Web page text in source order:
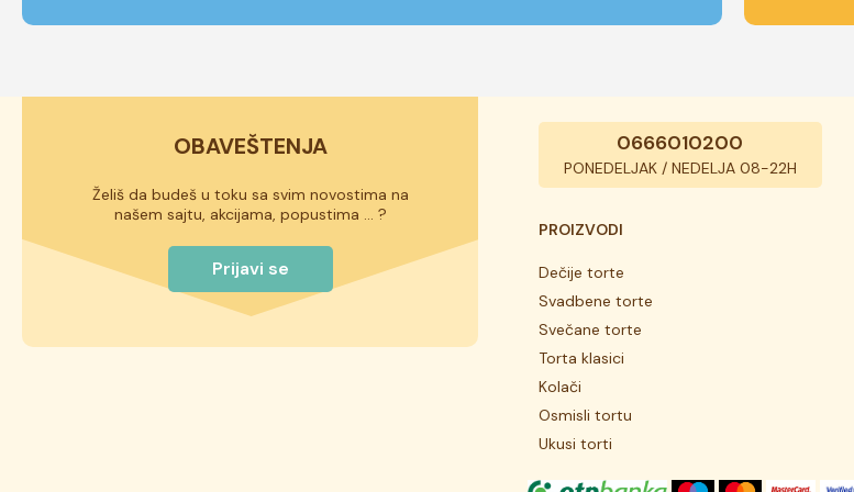
OBAVEŠTENJA
Želiš da budeš u toku sa svim novostima na
našem sajtu, akcijama, popustima ... ?
Prijavi se
0666010200
PONEDELJAK / NEDELJA 08-22H
PROIZVODI
Dečije torte
Svadbene torte
Svečane torte
Torta klasici
Kolači
Osmisli tortu
Ukusi torti